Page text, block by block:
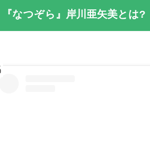
『なつぞら』岸川亜矢美とは?